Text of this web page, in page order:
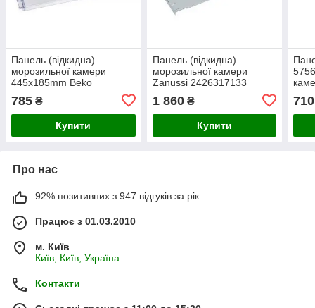
Панель (відкидна)
морозильної камери
445x185mm Beko
785 ₴
Купити
Панель (відкидна)
морозильної камери
Zanussi 2426317133
1 860₴
Купити
710
Про нас
92% позитивних з 947 відгуків за рік
Працює з 01.03.2010
м. Київ
Київ, Київ, Україна
Контакти